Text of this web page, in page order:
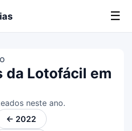
☰
da Lotofácil em
neste ano.
← 2022